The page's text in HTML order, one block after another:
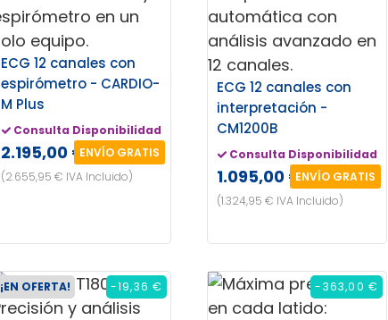
ECG 12 canales con
espirómetro - CARDIO-
M Plus
Consulta Disponibilidad
2.195,00 €ENVÍO GRATIS
(2.655,95 € IVA Incluido)
ECG 12 canales con
interpretación -
CM1200B
Consulta Disponibilidad
1.095,00 €ENVÍO GRATIS
(1.324,95 € IVA Incluido)
¡EN OFERTA! -19,36 € -363,00 €